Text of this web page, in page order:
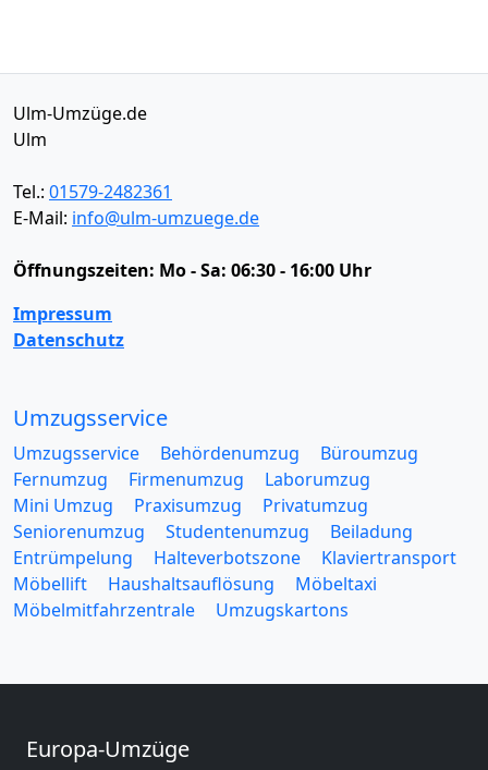
Ulm-Umzüge.de
Ulm
Tel.: 01579-2482361
E-Mail: info@ulm-umzuege.de
Öffnungszeiten: Mo - Sa: 06:30 - 16:00 Uhr
Impressum
Datenschutz
Umzugsservice
Umzugsservice Behördenumzug
Büroumzug
Fernumzug
Firmenumzug
Laborumzug
Mini Umzug
Praxisumzug
Privatumzug
Seniorenumzug
Studentenumzug
Beiladung
Entrümpelung
Halteverbotszone
Klaviertransport
Möbellift
Haushaltsauflösung
Möbeltaxi
Möbelmitfahrzentrale
Umzugskartons
Europa-Umzüge